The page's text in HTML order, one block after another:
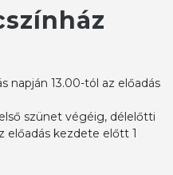
napján 13.00-tól az előadás
szünet végéig, délelőtti
előadás kezdete előtt 1